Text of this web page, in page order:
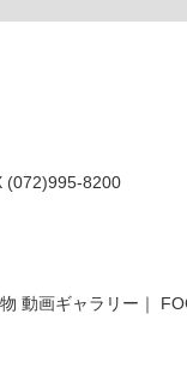
(072)995-8200
動画ギャラリー ｜